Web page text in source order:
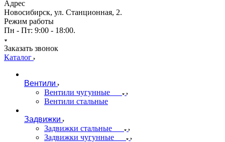
Адрес
Новосибирск, ул. Станционная, 2.
Режим работы
Пн - Пт: 9:00 - 18:00.
Заказать звонок
Каталог
Вентили
Вентили чугунные
Вентили стальные
Задвижки
Задвижки стальные
Задвижки чугунные